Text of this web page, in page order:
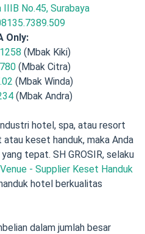
No.45, Surabaya
Only:
(Mbak Kiki)
(Mbak Citra)
(Mbak Winda)
(Mbak Andra)
hotel, spa, atau resort
keset handuk, maka Anda
tepat. SH GROSIR, selaku
- Supplier Keset Handuk
hotel berkualitas
dalam jumlah besar